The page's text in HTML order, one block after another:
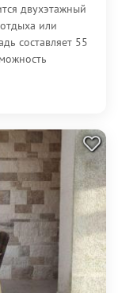
двухэтажный
или
составляет 55